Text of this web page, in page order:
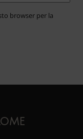
browser per la